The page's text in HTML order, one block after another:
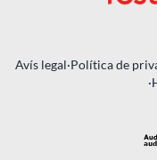
Avís legal·Política de
·